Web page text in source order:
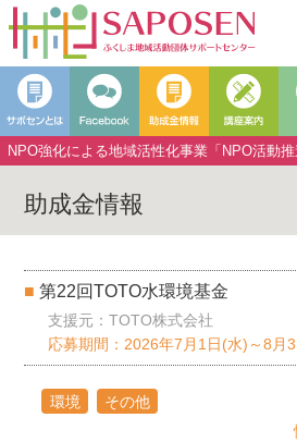
NPO強化による地域活性化事業「NPO活動推
助成金情報
第22回TOTO水環境基金
支援元：TOTO株式会社
応募期間：2026年7月1日(水)～8月
環境
その他